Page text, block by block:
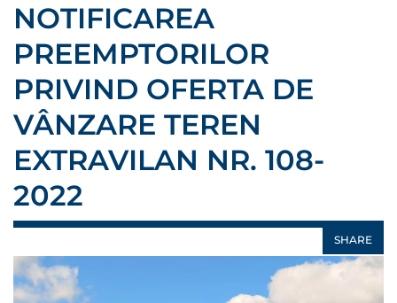
NOTIFICAREA
PREEMPTORILOR
PRIVIND OFERTA DE
VÂNZARE TEREN
EXTRAVILAN NR. 108-
2022
SHARE